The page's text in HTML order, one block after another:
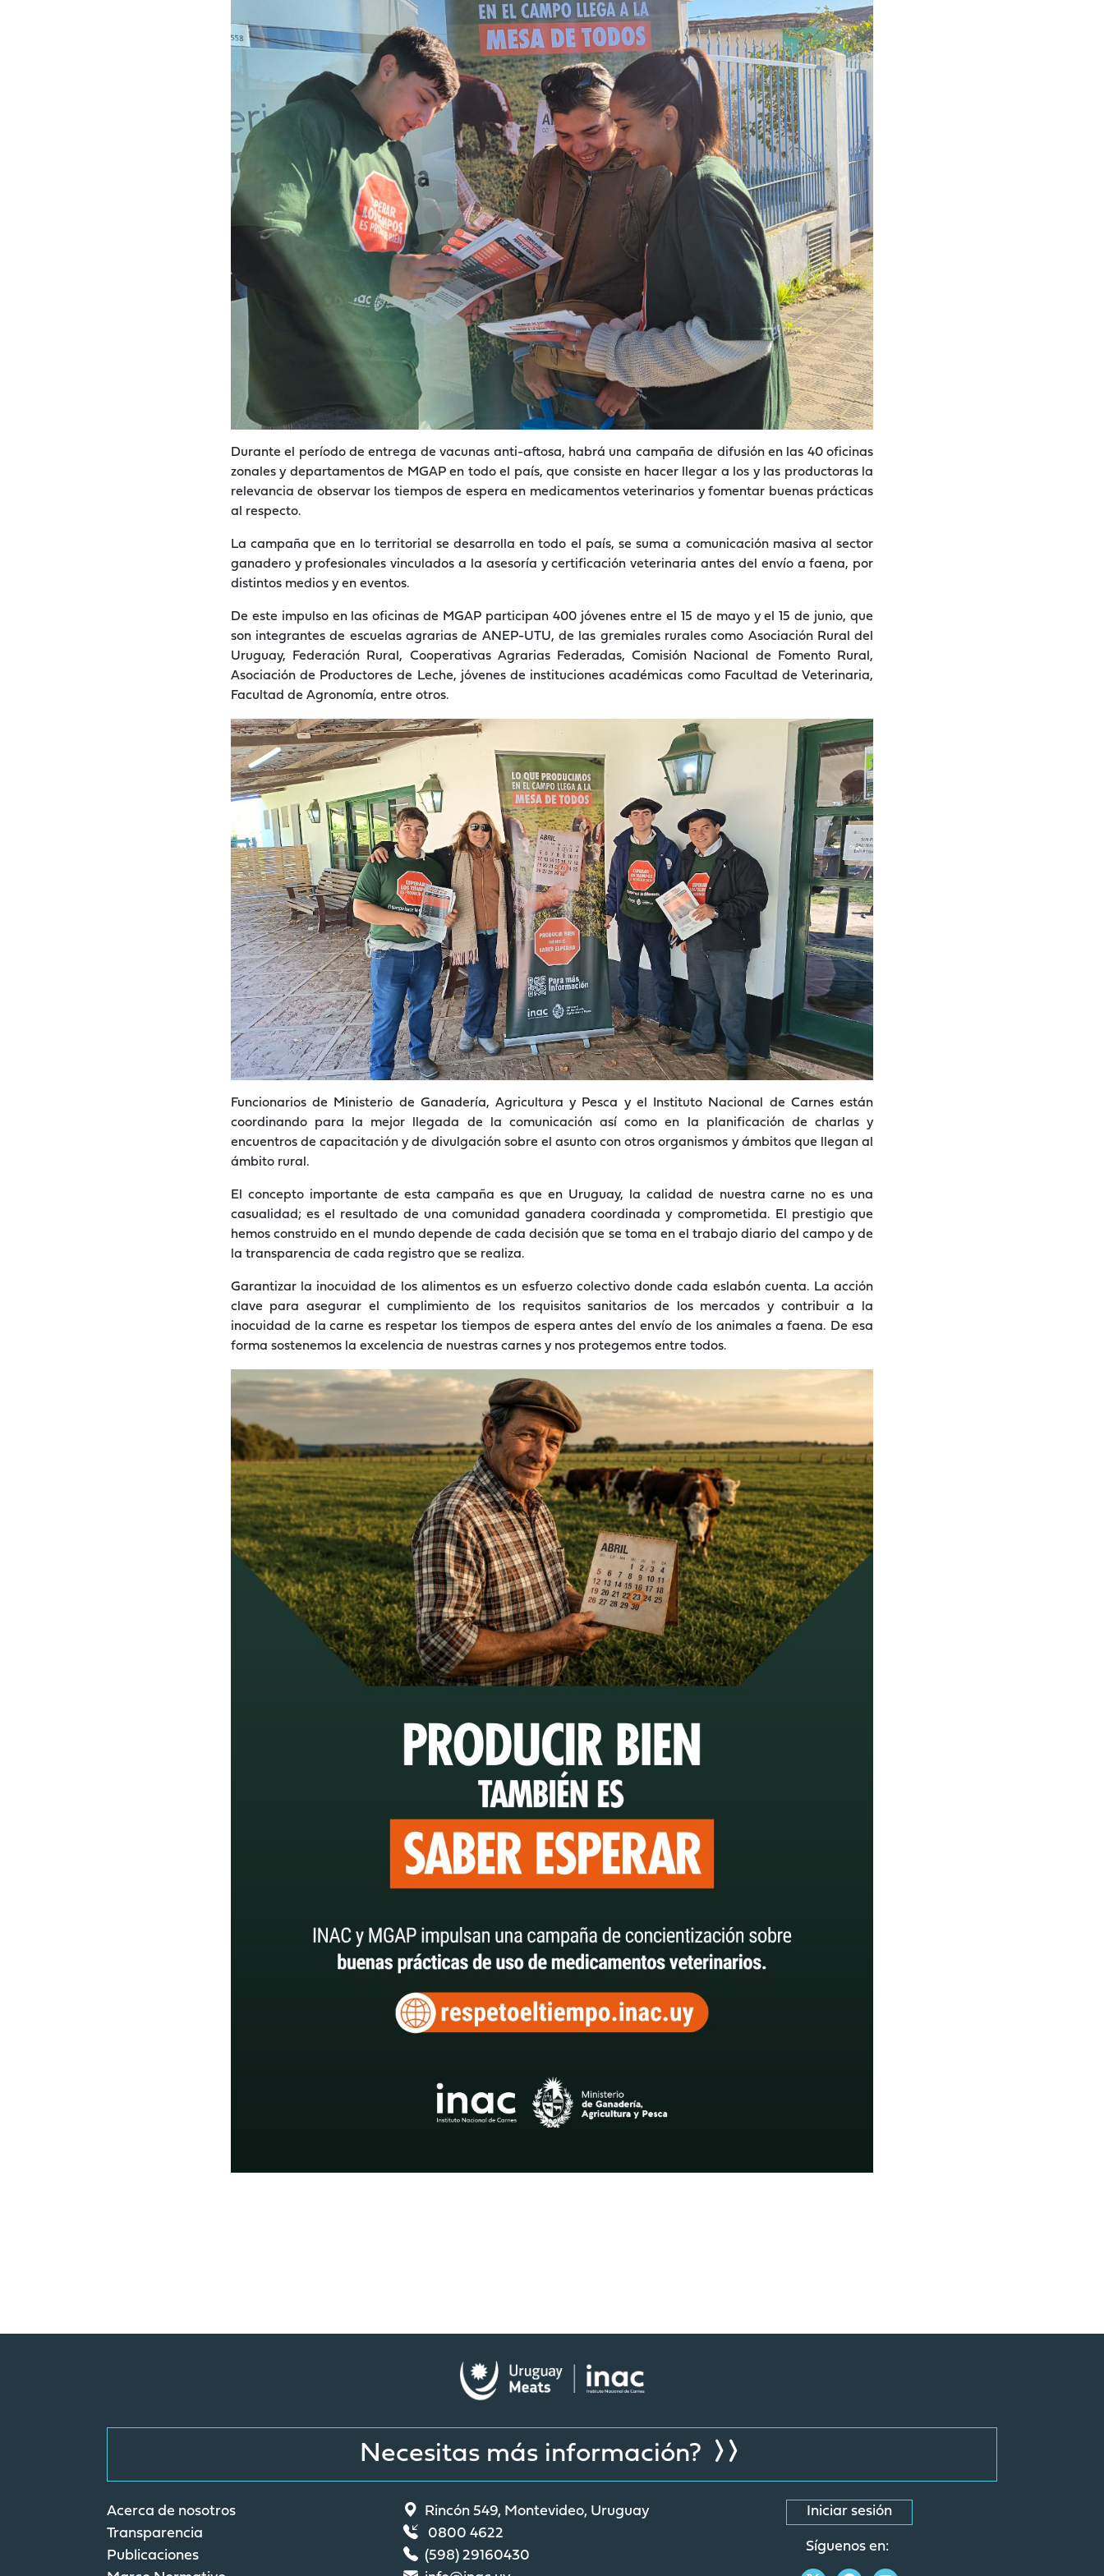
Durante el período de entrega de vacunas anti-aftosa, habrá una campaña de difusión en las 40 oficinas
zonales y departamentos de MGAP en todo el país, que consiste en hacer llegar a los y las productoras la
relevancia de observar los tiempos de espera en medicamentos veterinarios y fomentar buenas prácticas
al respecto.
La campaña que en lo territorial se desarrolla en todo el país, se suma a comunicación masiva al sector
ganadero y profesionales vinculados a la asesoría y certificación veterinaria antes del envío a faena, por
distintos medios y en eventos.
De este impulso en las oficinas de MGAP participan 400 jóvenes entre el 15 de mayo y el 15 de junio, que
son integrantes de escuelas agrarias de ANEP-UTU, de las gremiales rurales como Asociación Rural del
Uruguay, Federación Rural, Cooperativas Agrarias Federadas, Comisión Nacional de Fomento Rural,
Asociación de Productores de Leche, jóvenes de instituciones académicas como Facultad de Veterinaria,
Facultad de Agronomía, entre otros.
Funcionarios de Ministerio de Ganadería, Agricultura y Pesca y el Instituto Nacional de Carnes están
coordinando para la mejor llegada de la comunicación así como en la planificación de charlas y
encuentros de capacitación y de divulgación sobre el asunto con otros organismos y ámbitos que llegan al
ámbito rural.
El concepto importante de esta campaña es que en Uruguay, la calidad de nuestra carne no es una
casualidad; es el resultado de una comunidad ganadera coordinada y comprometida. El prestigio que
hemos construido en el mundo depende de cada decisión que se toma en el trabajo diario del campo y de
la transparencia de cada registro que se realiza.
Garantizar la inocuidad de los alimentos es un esfuerzo colectivo donde cada eslabón cuenta. La acción
clave para asegurar el cumplimiento de los requisitos sanitarios de los mercados y contribuir a la
inocuidad de la carne es respetar los tiempos de espera antes del envío de los animales a faena. De esa
forma sostenemos la excelencia de nuestras carnes y nos protegemos entre todos.
Necesitas más información?
Acerca de nosotros
Transparencia
Publicaciones
Rincón 549, Montevideo, Uruguay
0800 4622
(598) 29160430
Iniciar sesión
Síguenos en: